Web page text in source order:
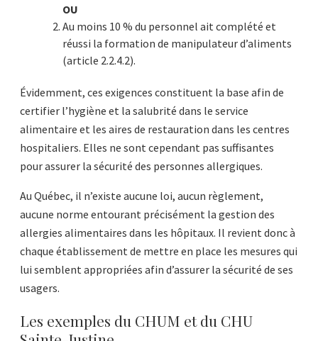
OU
Au moins 10 % du personnel ait complété et
réussi la formation de manipulateur d’aliments
(article 2.2.4.2).
Évidemment, ces exigences constituent la base afin de
certifier l’hygiène et la salubrité dans le service
alimentaire et les aires de restauration dans les centres
hospitaliers. Elles ne sont cependant pas suffisantes
pour assurer la sécurité des personnes allergiques.
Au Québec, il n’existe aucune loi, aucun règlement,
aucune norme entourant précisément la gestion des
allergies alimentaires dans les hôpitaux. Il revient donc à
chaque établissement de mettre en place les mesures qui
lui semblent appropriées afin d’assurer la sécurité de ses
usagers.
Les exemples du CHUM et du CHU